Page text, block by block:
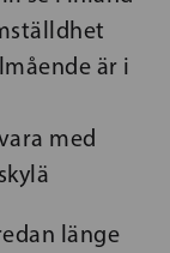
är i
med
länge